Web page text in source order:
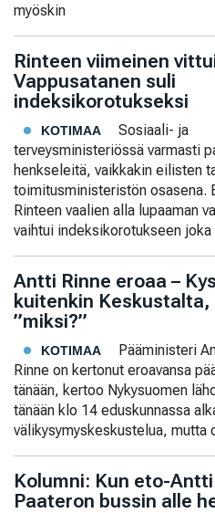
myöskin
Rinteen viimeinen
Vappusatanen suli
indeksikorotukseksi
KOTIMAA
Sosiaali- ja
terveysministeriössä varmasti
henkseleitä, vaikkakin eilisten
toimitusministeristön osasena.
Rinteen vaalien alla lupaaman
vaihtui indeksikorotukseen joka
Antti Rinne eroaa –
kuitenkin Keskustalta,
”miksi?”
KOTIMAA
Pääministeri
Rinne on kertonut eroavansa
tänään, kertoo Nykysuomen
tänään klo 14 eduskunnassa
välikysymyskeskustelua, mutta
Kolumni: Kun eto-Antti
Paateron bussin alle